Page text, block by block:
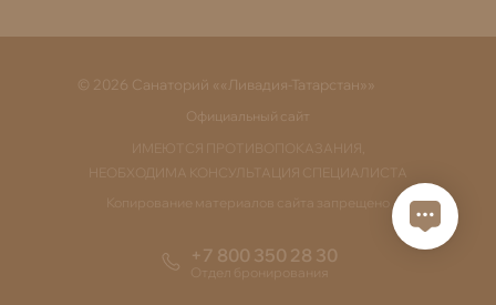
© 2026 Санаторий ««Ливадия-Татарстан»»
Официальный сайт
ИМЕЮТСЯ ПРОТИВОПОКАЗАНИЯ,
НЕОБХОДИМА КОНСУЛЬТАЦИЯ СПЕЦИАЛИСТА
Копирование материалов сайта запрещено
+7 800 350 28 30
Отдел бронирования